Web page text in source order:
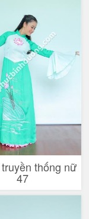
thống nữ
47